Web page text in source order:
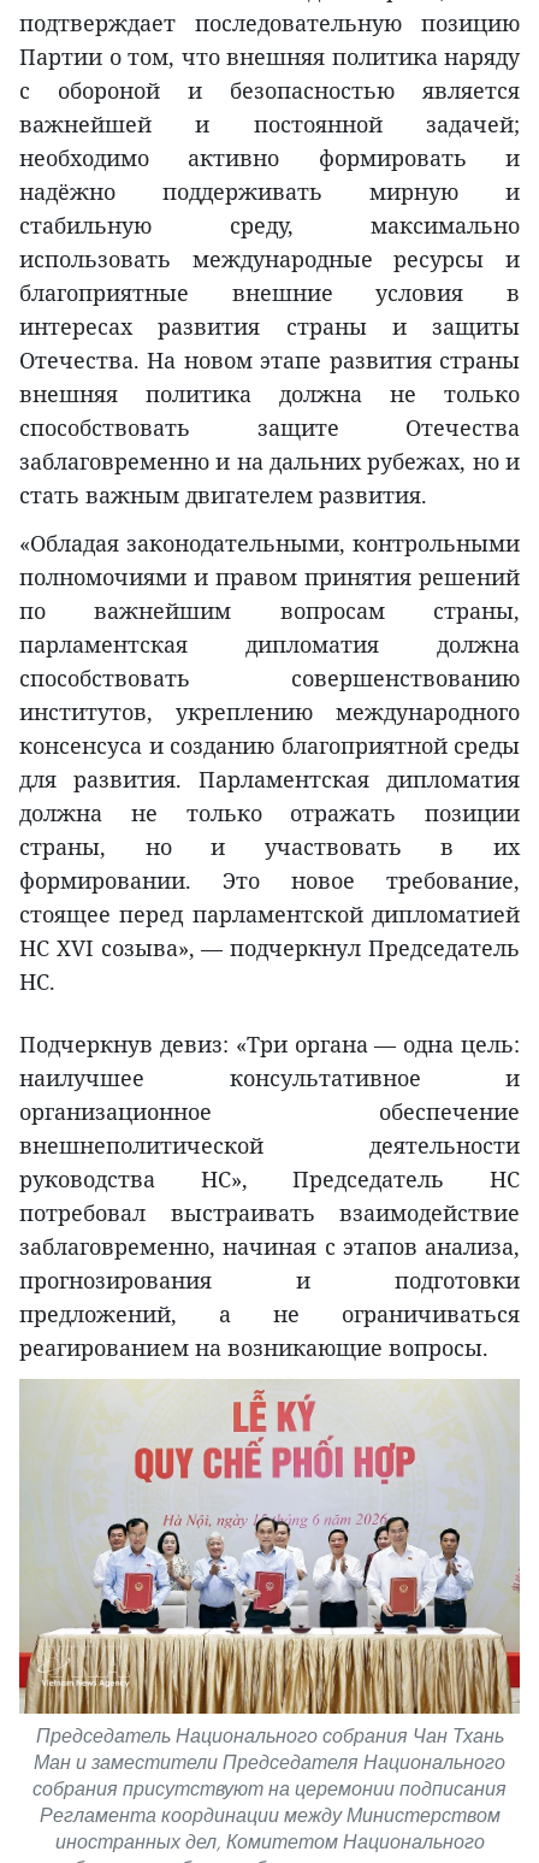
подтверждает последовательную позицию
Партии о том, что внешняя политика наряду
с обороной и безопасностью является
важнейшей и постоянной задачей;
необходимо активно формировать и
надёжно поддерживать мирную и
стабильную среду, максимально
использовать международные ресурсы и
благоприятные внешние условия в
интересах развития страны и защиты
Отечества. На новом этапе развития страны
внешняя политика должна не только
способствовать защите Отечества
заблаговременно и на дальних рубежах, но и
стать важным двигателем развития.
«Обладая законодательными, контрольными
полномочиями и правом принятия решений
по важнейшим вопросам страны,
парламентская дипломатия должна
способствовать совершенствованию
институтов, укреплению международного
консенсуса и созданию благоприятной среды
для развития. Парламентская дипломатия
должна не только отражать позиции
страны, но и участвовать в их
формировании. Это новое требование,
стоящее перед парламентской дипломатией
НС XVI созыва», — подчеркнул Председатель
НС.
Подчеркнув девиз: «Три органа — одна цель:
наилучшее консультативное и
организационное обеспечение
внешнеполитической деятельности
руководства НС», Председатель НС
потребовал выстраивать взаимодействие
заблаговременно, начиная с этапов анализа,
прогнозирования и подготовки
предложений, а не ограничиваться
реагированием на возникающие вопросы.
Председатель Национального собрания Чан Тхань
Ман и заместители Председателя Национального
собрания присутствуют на церемонии подписания
Регламента координации между Министерством
иностранных дел, Комитетом Национального